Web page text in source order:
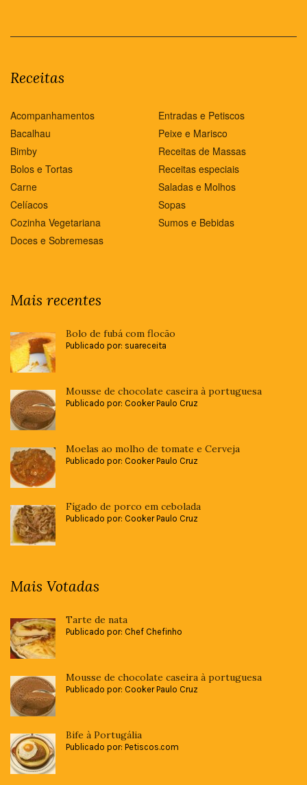
Receitas
Acompanhamentos
Bacalhau
Bimby
Bolos e Tortas
Carne
Celíacos
Cozinha Vegetariana
Doces e Sobremesas
Entradas e Petiscos
Peixe e Marisco
Receitas de Massas
Receitas especiais
Saladas e Molhos
Sopas
Sumos e Bebidas
Mais recentes
Bolo de fubá com flocão
Publicado por: suareceita
Mousse de chocolate caseira à portuguesa
Publicado por: Cooker Paulo Cruz
Moelas ao molho de tomate e Cerveja
Publicado por: Cooker Paulo Cruz
Fígado de porco em cebolada
Publicado por: Cooker Paulo Cruz
Mais Votadas
Tarte de nata
Publicado por: Chef Chefinho
Mousse de chocolate caseira à portuguesa
Publicado por: Cooker Paulo Cruz
Bife à Portugália
Publicado por: Petiscos.com